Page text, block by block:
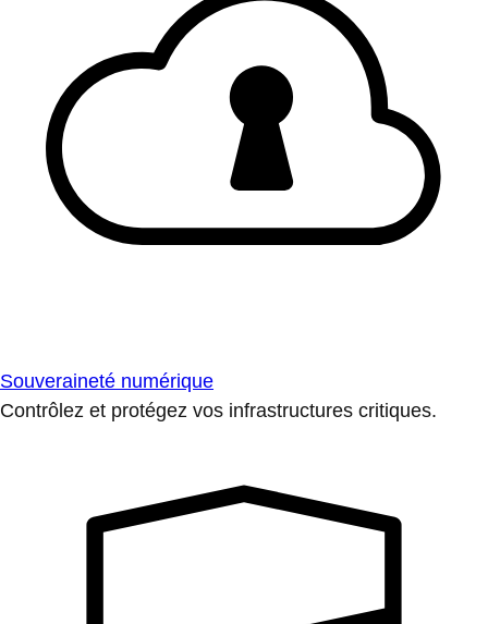
Souveraineté numérique
Contrôlez et protégez vos infrastructures critiques.